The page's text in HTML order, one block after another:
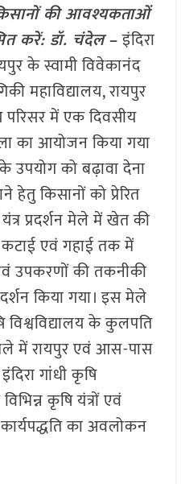
की आवश्यकताओं
करें: डॉ. चंदेल–इंदिरा
के स्वामी विवेकानंद
महाविद्यालय, रायपुर
परिसर में एक दिवसीय
का आयोजन किया गया
उपयोग को बढ़ावा देना
हेतु किसानों को प्रेरित
प्रदर्शन मेले में खेत की
एवं गहाई तक में
उपकरणों की तकनीकी
किया गया। इस मेले
विश्वविद्यालय के कुलपति
में रायपुर एवं आस-पास
गांधी कृषि
कृषि यंत्रों एवं
का अवलोकन